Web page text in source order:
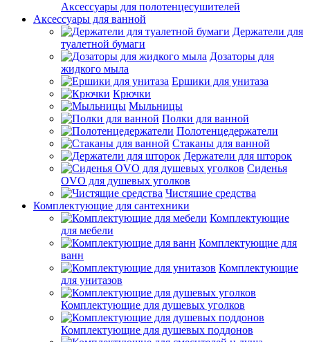
Аксессуары для полотенцесушителей
Аксессуары для ванной
Держатели для
туалетной бумаги
Дозаторы для
жидкого мыла
Ершики для унитаза
Крючки
Мыльницы
Полки для ванной
Полотенцедержатели
Стаканы для ванной
Держатели для шторок
Сиденья
OVO для душевых уголков
Чистящие средства
Комплектующие для сантехники
Комплектующие
для мебели
Комплектующие для
ванн
Комплектующие
для унитазов
Комплектующие для душевых уголков
Комплектующие для душевых поддонов